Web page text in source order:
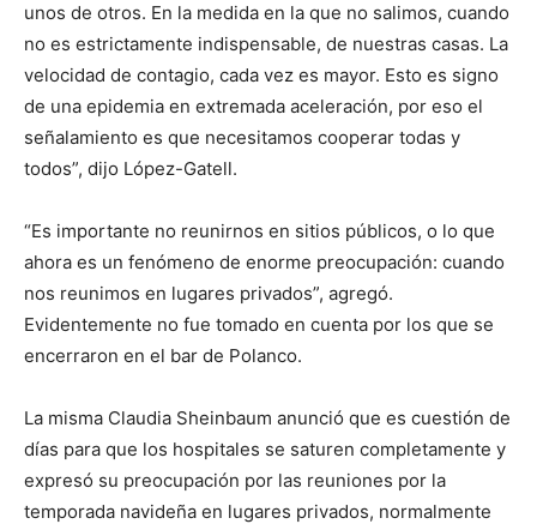
unos de otros. En la medida en la que no salimos, cuando
no es estrictamente indispensable, de nuestras casas. La
velocidad de contagio, cada vez es mayor. Esto es signo
de una epidemia en extremada aceleración, por eso el
señalamiento es que necesitamos cooperar todas y
todos”, dijo López-Gatell.
“Es importante no reunirnos en sitios públicos, o lo que
ahora es un fenómeno de enorme preocupación: cuando
nos reunimos en lugares privados”, agregó.
Evidentemente no fue tomado en cuenta por los que se
encerraron en el bar de Polanco.
La misma Claudia Sheinbaum anunció que es cuestión de
días para que los hospitales se saturen completamente y
expresó su preocupación por las reuniones por la
temporada navideña en lugares privados, normalmente